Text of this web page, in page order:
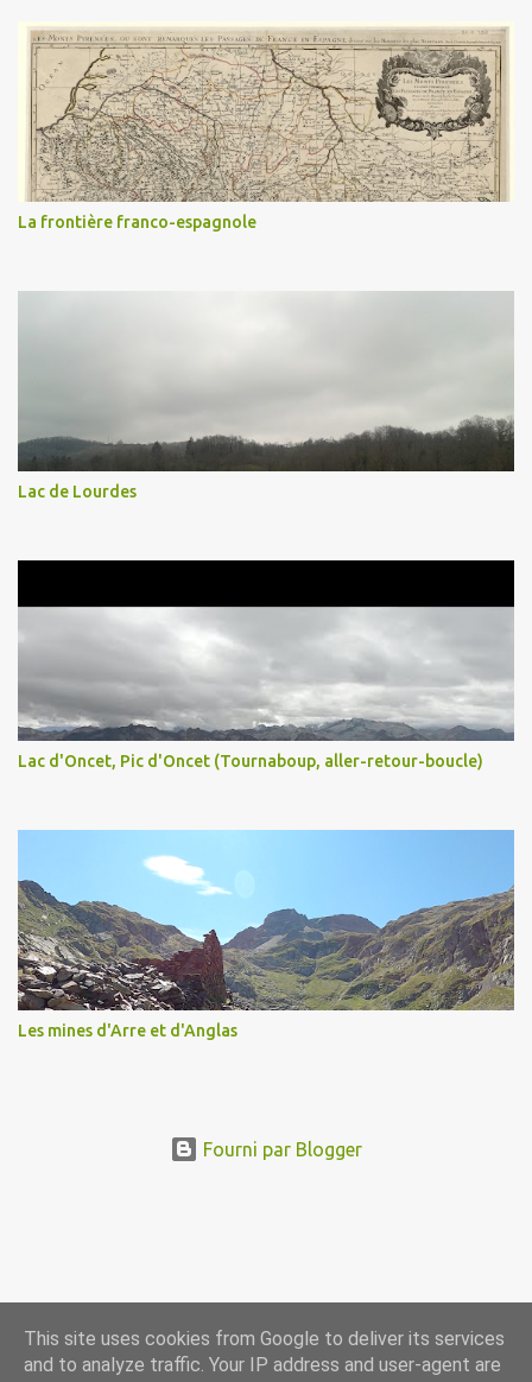
La frontière franco-espagnole
Lac de Lourdes
Lac d'Oncet, Pic d'Oncet (Tournaboup, aller-retour-boucle)
Les mines d'Arre et d'Anglas
Fourni par Blogger
This site uses cookies from Google to deliver its services
and to analyze traffic. Your IP address and user-agent are